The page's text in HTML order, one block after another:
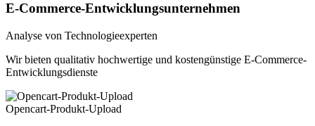
E-Commerce-Entwicklungsunternehmen
Analyse von Technologieexperten
Wir bieten qualitativ hochwertige und kostengünstige E-Commerce-
Entwicklungsdienste
Opencart-Produkt-Upload